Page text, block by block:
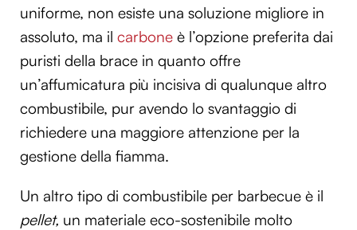
uniforme, non esiste una soluzione migliore in
assoluto, ma il carbone è l’opzione preferita dai
puristi della brace in quanto offre
un’affumicatura più incisiva di qualunque altro
combustibile, pur avendo lo svantaggio di
richiedere una maggiore attenzione per la
gestione della fiamma.
Un altro tipo di combustibile per barbecue è il
pellet, un materiale eco-sostenibile molto